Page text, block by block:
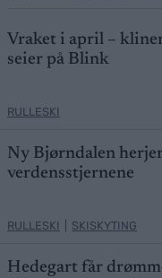
Vraket i april –
seier på Blink
RULLESKI
Ny Bjørndalen
verdensstjernene
RULLESKI SKISKYTING
Hedegart får